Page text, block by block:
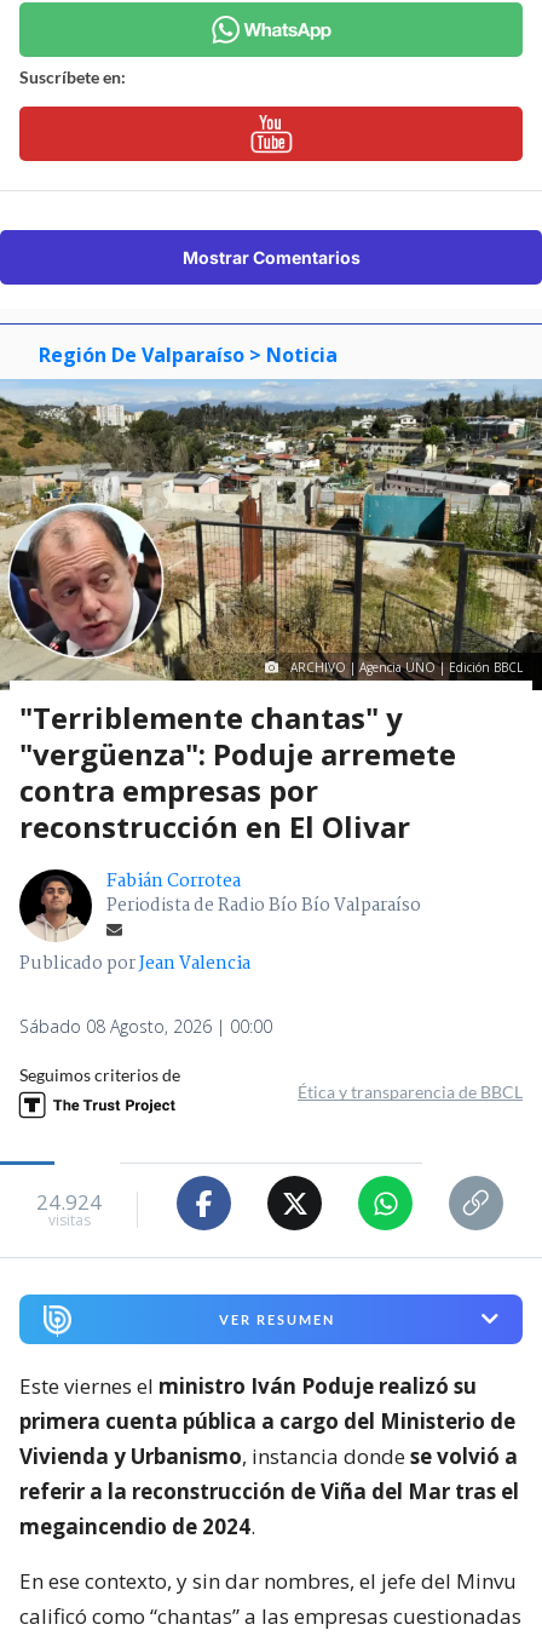
Suscríbete en:
Mostrar Comentarios
Región De Valparaíso > Noticia
ARCHIVO | Agencia UNO | Edición BBCL
"Terriblemente chantas" y
"vergüenza": Poduje arremete
contra empresas por
reconstrucción en El Olivar
Fabián Corrotea
Periodista de Radio Bío Bío Valparaíso
Publicado porJean Valencia
Sábado 08 Agosto, 2026 | 00:00
Seguimos criterios de
Ética y transparencia de BBCL
24.924
visitas
VER RESUMEN
Este viernes el ministro Iván Poduje realizó su
primera cuenta pública a cargo del Ministerio de
Vivienda y Urbanismo, instancia dondese volvió a
referir a la reconstrucción de Viña del Mar tras el
megaincendio de 2024.
En ese contexto, y sin dar nombres, el jefe del Minvu
calificó como “chantas” a las empresas cuestionadas